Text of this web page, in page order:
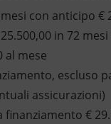
con anticipo €
in 72 mesi
al mese
escluso
assicurazioni)
finanziamento €